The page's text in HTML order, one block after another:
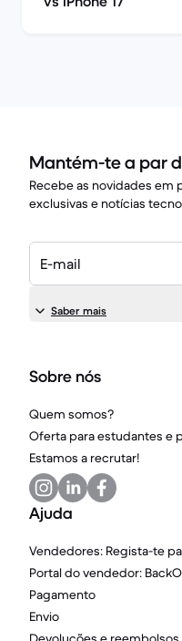
Mantém-te a par
Recebe as novidades em
exclusivas e notícias
E-mail
Saber mais
Sobre nós
Quem somos?
Oferta para estudantes e
Estamos a recrutar!
Ajuda
Vendedores: Regista-te
Portal do vendedor:
Pagamento
Envio